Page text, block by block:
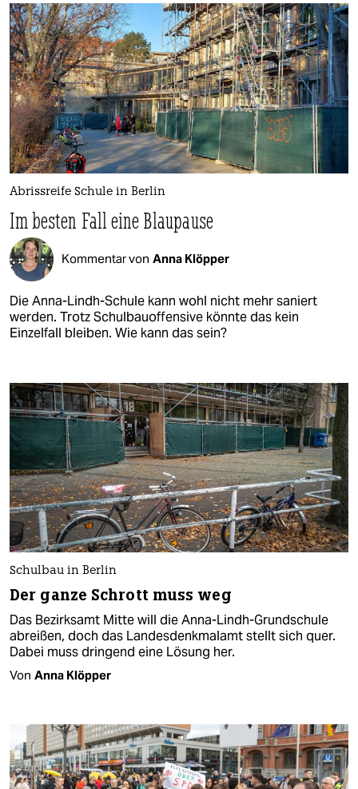
Abrissreife Schule in Berlin
Im besten Fall eine Blaupause
Kommentar von Anna Klöpper
Die Anna-Lindh-Schule kann wohl nicht mehr saniert
werden. Trotz Schulbauoffensive könnte das kein
Einzelfall bleiben. Wie kann das sein?
Schulbau in Berlin
Der ganze Schrott muss weg
Das Bezirksamt Mitte will die Anna-Lindh-Grundschule
abreißen, doch das Landesdenkmalamt stellt sich quer.
Dabei muss dringend eine Lösung her.
Von Anna Klöpper